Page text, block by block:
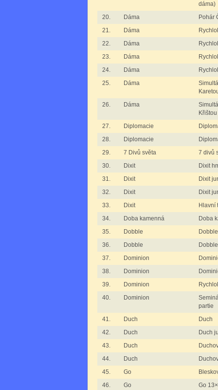
dáma)
20.
Dáma
Pohár
21.
Dáma
22.
Dáma
23.
Dáma
24.
Dáma
25.
Dáma
26.
Dáma
Křištou
27.
Diplomacie
28.
Diplomacie
29.
7 Divů světa
7 divů
30.
Dixit
Dixit
31.
Dixit
Dixit
32.
Dixit
Dixit
33.
Dixit
Hlavní
34.
Doba kamenná
Doba
35.
Dobble
Dobble
36.
Dobble
37.
Dominion
38.
Dominion
39.
Dominion
40.
Dominion
partie
41.
Duch
Duch
42.
Duch
Duch
43.
Duch
44.
Duch
45.
Go
46.
Go
Go